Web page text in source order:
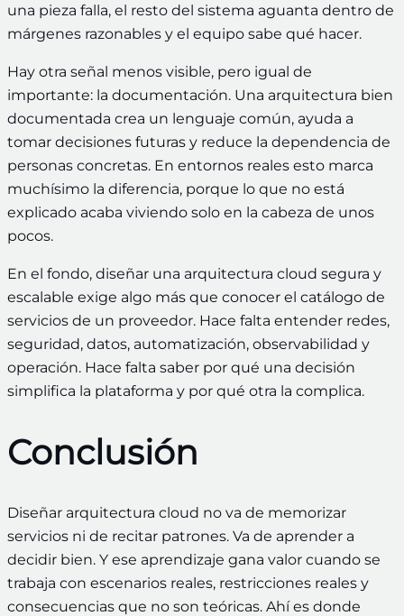
una pieza falla, el resto del sistema aguanta dentro de
márgenes razonables y el equipo sabe qué hacer.
Hay otra señal menos visible, pero igual de
importante: la documentación. Una arquitectura bien
documentada crea un lenguaje común, ayuda a
tomar decisiones futuras y reduce la dependencia de
personas concretas. En entornos reales esto marca
muchísimo la diferencia, porque lo que no está
explicado acaba viviendo solo en la cabeza de unos
pocos.
En el fondo, diseñar una arquitectura cloud segura y
escalable exige algo más que conocer el catálogo de
servicios de un proveedor. Hace falta entender redes,
seguridad, datos, automatización, observabilidad y
operación. Hace falta saber por qué una decisión
simplifica la plataforma y por qué otra la complica.
Conclusión
Diseñar arquitectura cloud no va de memorizar
servicios ni de recitar patrones. Va de aprender a
decidir bien. Y ese aprendizaje gana valor cuando se
trabaja con escenarios reales, restricciones reales y
consecuencias que no son teóricas. Ahí es donde